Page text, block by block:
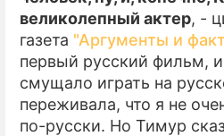
великолепный актер, -
газета "Аргументы и
первый русский фильм,
смущало играть на
переживала, что я не
по-русски. Но Тимур